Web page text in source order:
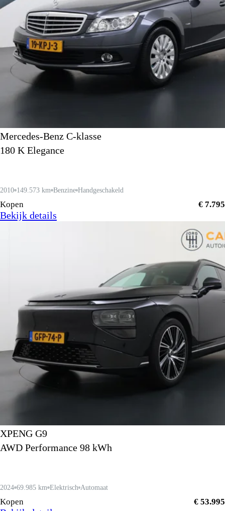
Mercedes-Benz C-klasse
180 K Elegance
2010 149.573 km Benzine Handgeschakeld
Kopen € 7.795
Bekijk details
XPENG G9
AWD Performance 98 kWh
2024 69.985 km Elektrisch Automaat
Kopen € 53.995